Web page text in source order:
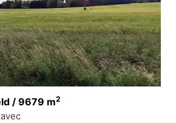
/ 9679 m2